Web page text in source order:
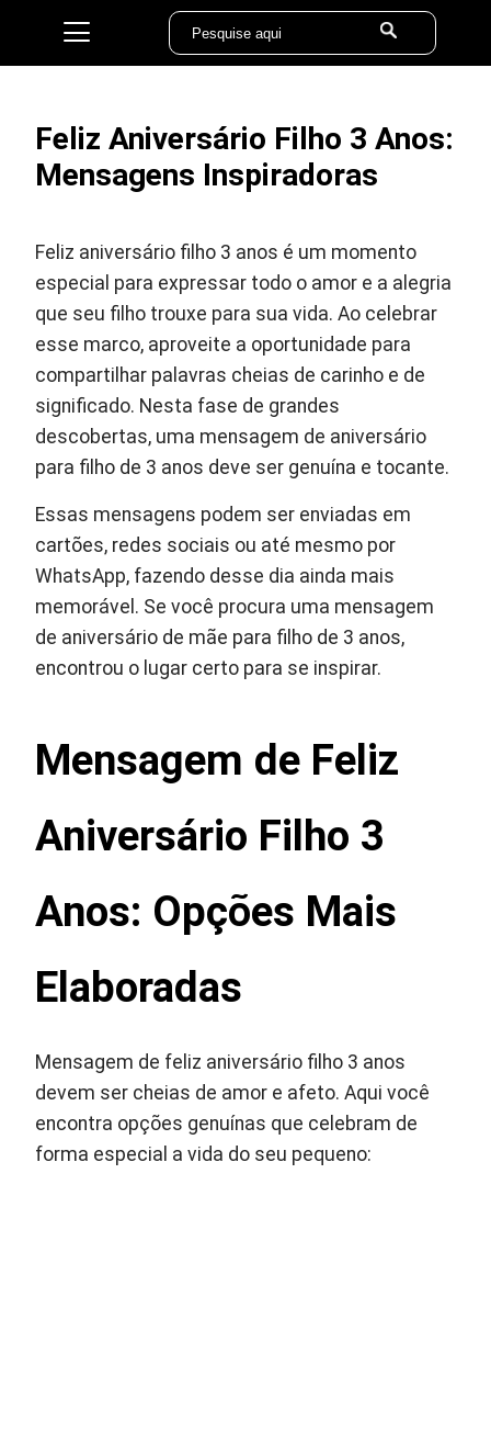
Feliz Aniversário Filho 3 Anos:
Mensagens Inspiradoras
Feliz aniversário filho 3 anos é um momento
especial para expressar todo o amor e a alegria
que seu filho trouxe para sua vida. Ao celebrar
esse marco, aproveite a oportunidade para
compartilhar palavras cheias de carinho e de
significado. Nesta fase de grandes
descobertas, uma mensagem de aniversário
para filho de 3 anos deve ser genuína e tocante.
Essas mensagens podem ser enviadas em
cartões, redes sociais ou até mesmo por
WhatsApp, fazendo desse dia ainda mais
memorável. Se você procura uma mensagem
de aniversário de mãe para filho de 3 anos,
encontrou o lugar certo para se inspirar.
Mensagem de Feliz
Aniversário Filho 3
Anos: Opções Mais
Elaboradas
Mensagem de feliz aniversário filho 3 anos
devem ser cheias de amor e afeto. Aqui você
encontra opções genuínas que celebram de
forma especial a vida do seu pequeno: